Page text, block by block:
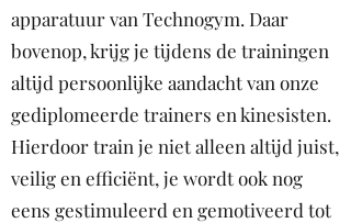
apparatuur van Technogym. Daar
bovenop, krijg je tijdens de trainingen
altijd persoonlijke aandacht van onze
gediplomeerde trainers en kinesisten.
Hierdoor train je niet alleen altijd juist,
veilig en efficiënt, je wordt ook nog
eens gestimuleerd en gemotiveerd tot